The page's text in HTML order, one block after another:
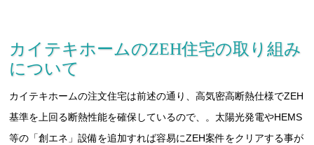
カイテキホームのZEH住宅の取り組み
について
カイテキホームの注文住宅は前述の通り、高気密高断熱仕様でZEH
基準を上回る断熱性能を確保しているので、。太陽光発電やHEMS
等の「創エネ」設備を追加すれば容易にZEH案件をクリアする事が